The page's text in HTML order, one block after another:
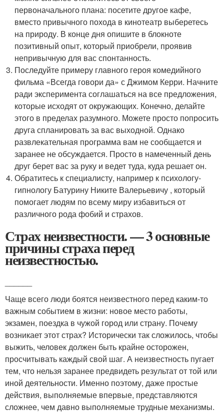
первоначального плана: посетите другое кафе,
вместо привычного похода в кинотеатр выберетесь
на природу. В конце дня опишите в блокноте
позитивный опыт, который приобрели, проявив
непривычную для вас спонтанность.
Последуйте примеру главного героя комедийного
фильма «Всегда говори да» с Джимом Керри. Начните
ради эксперимента соглашаться на все предложения,
которые исходят от окружающих. Конечно, делайте
этого в пределах разумного. Можете просто попросить
друга спланировать за вас выходной. Однако
развлекательная программа вам не сообщается и
заранее не обсуждается. Просто в намеченный день
друг берет вас за руку и ведет туда, куда решает он.
Обратитесь к специалисту, например к психологу-
гипнологу Батурину Никите Валерьевичу , который
помогает людям по всему миру избавиться от
различного рода фобий и страхов.
Страх неизвестности. — 3 основные
причины страха перед
неизвестностью.
Чаще всего люди боятся неизвестного перед каким-то
важным событием в жизни: новое место работы,
экзамен, поездка в чужой город или страну. Почему
возникает этот страх? Исторически так сложилось, чтобы
выжить, человек должен быть крайне осторожен,
просчитывать каждый свой шаг. А неизвестность пугает
тем, что нельзя заранее предвидеть результат от той или
иной деятельности. Именно поэтому, даже простые
действия, выполняемые впервые, представляются
сложнее, чем давно выполняемые трудные механизмы.